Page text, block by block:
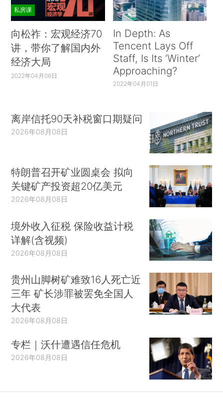
私房课
向松祚：宏观经济70
讲，带你了解国内外
经济大局
2022年04月06日
In Depth: As
Tencent Lays Off
Staff, Is Its ‘Winter’
Approaching?
2022年04月01日
离岸信托90天补税窗口期疑问
2026年08月08日
特朗普召开矿业圆桌会 拟向
关键矿产投资超20亿美元
2026年08月08日
境外收入征税 保险收益计税
详解(含视频)
2026年08月08日
贵州山脚树矿难致16人死亡近
三年 矿长涉罪被罢免全国人
大代表
2026年08月08日
专栏｜沃什遭遇信任危机
2026年08月08日